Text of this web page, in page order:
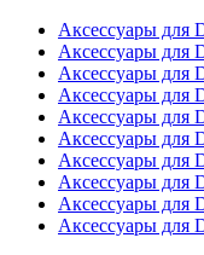
Аксессуары для
Аксессуары для
Аксессуары для
Аксессуары для
Аксессуары для
Аксессуары для
Аксессуары для
Аксессуары для
Аксессуары для
Аксессуары для